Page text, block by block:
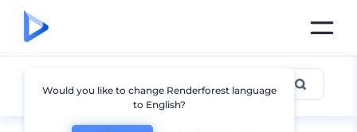
Çorap Mockup
Would you like to change Renderforest language
to English?